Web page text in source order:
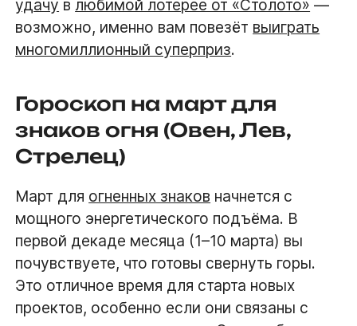
удачу в любимой лотерее от «Столото» —
возможно, именно вам повезёт выиграть
многомиллионный суперприз.
Гороскоп на март для
знаков огня (Овен, Лев,
Стрелец)
Март для огненных знаков начнется с
мощного энергетического подъёма. В
первой декаде месяца (1–10 марта) вы
почувствуете, что готовы свернуть горы.
Это отличное время для старта новых
проектов, особенно если они связаны с